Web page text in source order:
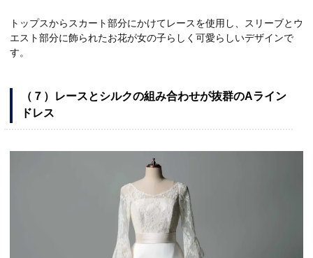
トップスからスカート部分にかけてレースを使用し、スリーブとウ
エスト部分に飾られたお花が女の子らしく可愛らしいデザインで
す。
（７）レースとシルクの組み合わせが抜群のAライン
ドレス